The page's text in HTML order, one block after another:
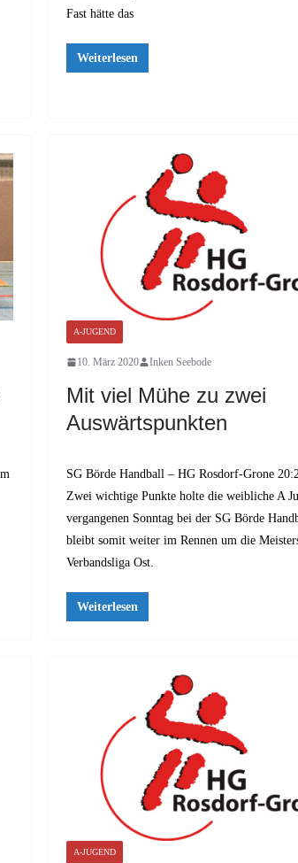
Fast hätte das
Weiterlesen
A-JUGEND
10. März 2020 Inken Seebode
Mit viel Mühe zu zwei
Auswärtspunkten
SG Börde Handball – HG Rosdorf-Grone
Zwei wichtige Punkte holte die weibliche A
vergangenen Sonntag bei der SG Börde
bleibt somit weiter im Rennen um die
Verbandsliga Ost.
Weiterlesen
A-JUGEND